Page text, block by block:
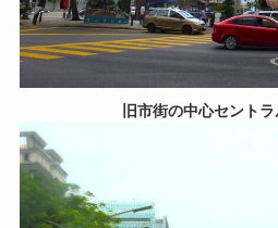
旧市街の中心セント